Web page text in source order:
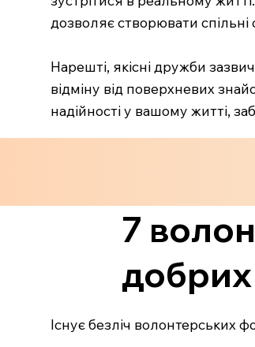
дозволяє створювати
Нарешті, якісні дружби
відміну від поверхневих
надійності у вашому житті,
7
добрих
Існує безліч волонтерських